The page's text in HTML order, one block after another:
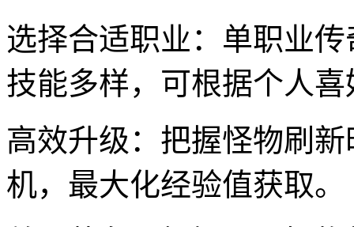
选择合适职业：单职业
技能多样，可根据个人
高效升级：把握怪物刷
机，最大化经验值获取。